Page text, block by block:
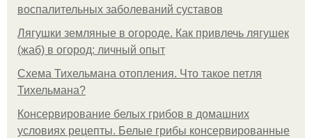
воспалительных заболеваний суставов
Лягушки земляные в огороде. Как привлечь лягушек
(жаб) в огород: личный опыт
Схема Тихельмана отопления. Что такое петля
Тихельмана?
Консервирование белых грибов в домашних
условиях рецепты. Белые грибы консервированные